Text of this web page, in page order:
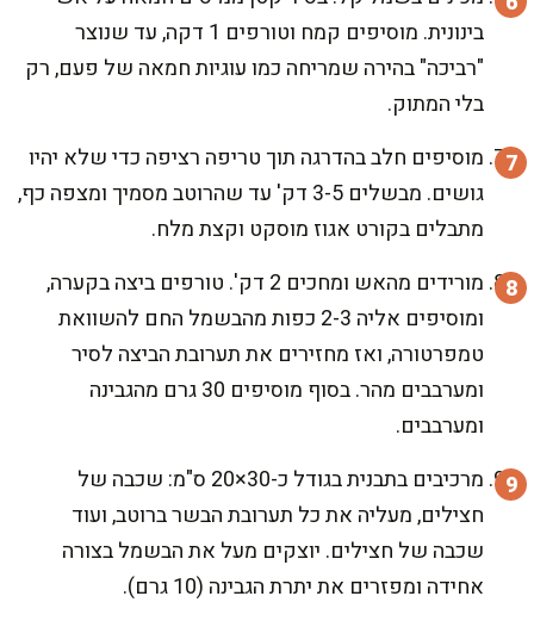
בינונית. מוסיפים קמח וטורפים 1 דקה, עד שנוצר
"רביכה" בהירה שמריחה כמו עוגיות חמאה של פעם, רק
בלי המתוק.
מוסיפים חלב בהדרגה תוך טריפה רציפה כדי שלא יהיו
גושים. מבשלים 3-5 דק' עד שהרוטב מסמיך ומצפה כף,
מתבלים בקורט אגוז מוסקט וקצת מלח.
מורידים מהאש ומחכים 2 דק'. טורפים ביצה בקערה,
ומוסיפים אליה 2-3 כפות מהבשמל החם להשוואת
טמפרטורה, ואז מחזירים את תערובת הביצה לסיר
ומערבבים מהר. בסוף מוסיפים 30 גרם מהגבינה
ומערבבים.
מרכיבים בתבנית בגודל כ-30×20 ס"מ: שכבה של
חצילים, מעליה את כל תערובת הבשר ברוטב, ועוד
שכבה של חצילים. יוצקים מעל את הבשמל בצורה
אחידה ומפזרים את יתרת הגבינה (10 גרם).